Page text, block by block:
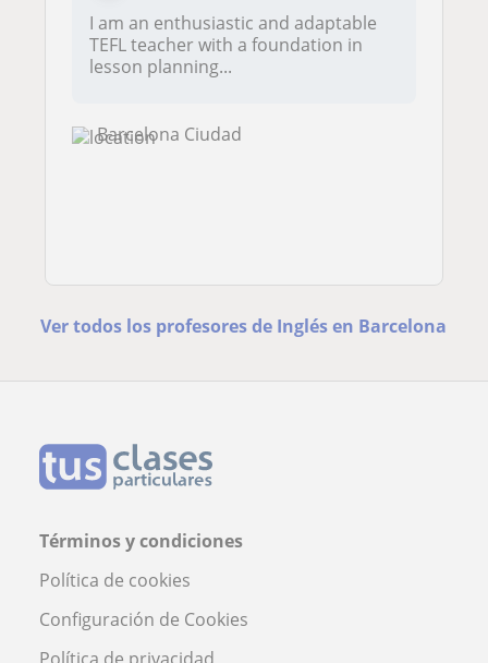
I am an enthusiastic and adaptable
TEFL teacher with a foundation in
lesson planning...
Barcelona Ciudad
Ver todos los profesores de Inglés en Barcelona
Términos y condiciones
Política de cookies
Configuración de Cookies